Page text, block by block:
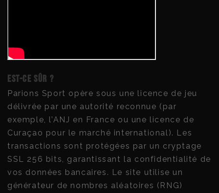
Est-ce sûr ?
Parions Sport opère sous une licence de jeu
délivrée par une autorité reconnue (par
exemple, l’ANJ en France ou une licence de
Curaçao pour le marché international). Les
transactions sont protégées par un cryptage
SSL 256 bits, garantissant la confidentialité de
vos données bancaires. Le site utilise un
générateur de nombres aléatoires (RNG)